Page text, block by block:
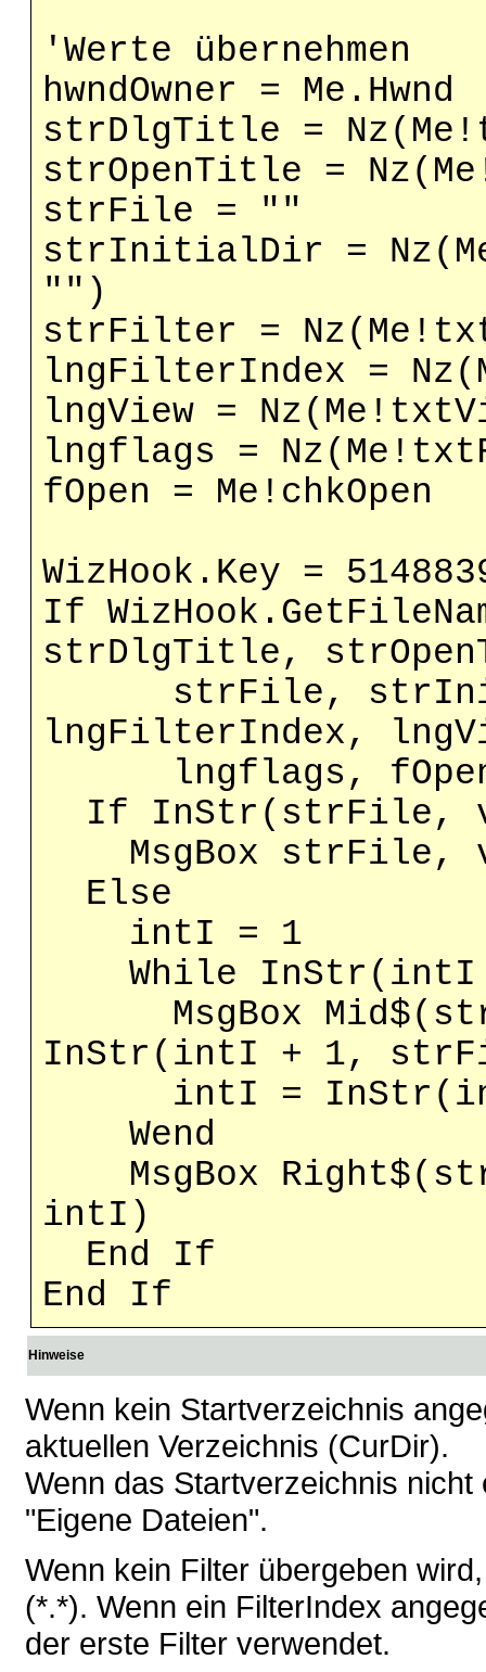
'Werte übernehmen
hwndOwner = Me.Hwnd
strDlgTitle =
strOpenTitle =
strFile = ""
strInitialDir =
"")
strFilter =
lngFilterIndex =
lngView =
lngflags =
fOpen = Me!chkOpen
WizHook.Key =
If
strDlgTitle,
strFile,
lngFilterIndex,
lngflags, fOpen)
If InStr(strFile,
MsgBox strFile,
Else
intI = 1
While InStr(intI
MsgBox
InStr(intI + 1,
intI = InStr(intI
Wend
MsgBox
intI)
End If
End If
Hinweise
Wenn kein Startverzeichnis
aktuellen Verzeichnis (CurDir).
Wenn das Startverzeichnis
"Eigene Dateien".
Wenn kein Filter übergeben
(*.*). Wenn ein FilterIndex
der erste Filter verwendet.